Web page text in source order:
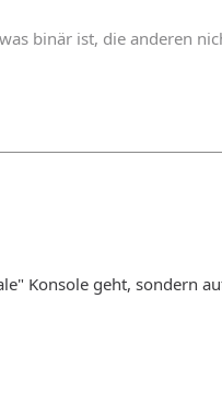
binär ist, die anderen
Konsole geht, sondern